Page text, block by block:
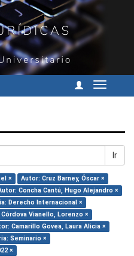
Cambiar
Ir
×
Autor: Cruz Barney, Óscar ×
Concha Cantú, Hugo Alejandro ×
Derecho Internacional ×
Vianello, Lorenzo ×
Camarillo Govea, Laura Alicia ×
Seminario ×
×